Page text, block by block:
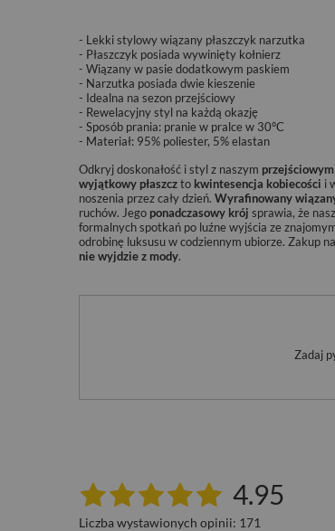
- Lekki stylowy wiązany płaszczyk narzutka
- Płaszczyk posiada wywinięty kołnierz
- Wiązany w pasie dodatkowym paskiem
- Narzutka posiada dwie kieszenie
- Idealna na sezon przejściowy
- Rewelacyjny styl na każdą okazję
- Sposób prania: pranie w pralce w 30°C
- Materiał: 95% poliester, 5%elastan
Odkryj doskonałość i styl z naszym przejściowym
wyjątkowy płaszczto kwintesencja kobiecości i
noszenia przez cały dzień. Wyrafinowany
ruchów. Jego ponadczasowy krój sprawia, że
formalnych spotkań po luźne wyjścia ze
odrobinę luksusu w codziennym ubiorze. Zakup
nie wyjdzie z mody.
Zadaj
4.95
Liczba wystawionych opinii: 171